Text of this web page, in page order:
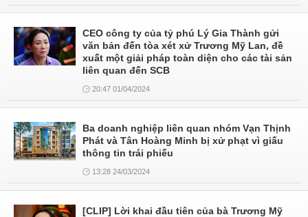
CEO công ty của tỷ phú Lý Gia Thành gửi
văn bản đến tòa xét xử Trương Mỹ Lan, đề
xuất một giải pháp toàn diện cho các tài sản
liên quan đến SCB
20:47 01/04/2024
Ba doanh nghiệp liên quan nhóm Vạn Thịnh
Phát và Tân Hoàng Minh bị xử phạt vì giấu
thông tin trái phiếu
13:28 24/03/2024
[CLIP] Lời khai đầu tiên của bà Trương Mỹ